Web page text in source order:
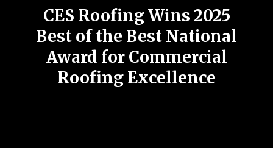
CES Roofing Wins 2025
Best of the Best National
Award for Commercial
Roofing Excellence